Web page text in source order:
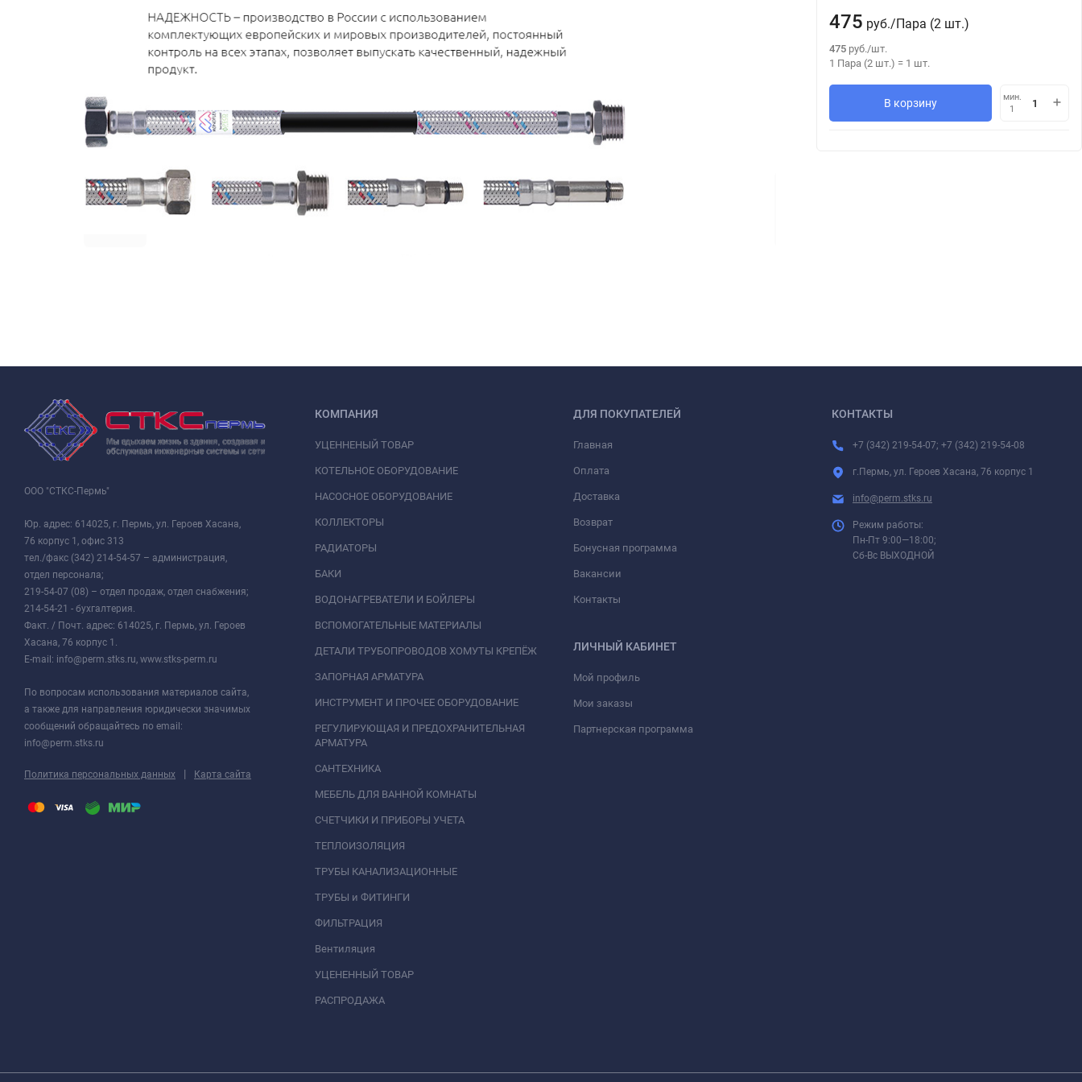
475 руб./Пара (2 шт.)
475 руб./шт.
1 Пара (2 шт.) = 1 шт.
В корзину
мин.
1
ООО "СТКС-Пермь"
Юр. адрес: 614025, г. Пермь, ул. Героев Хасана,
76 корпус 1, офис 313
тел./факс (342) 214-54-57 – администрация,
отдел персонала;
219-54-07 (08) – отдел продаж, отдел снабжения;
214-54-21 - бухгалтерия.
Факт. / Почт. адрес: 614025, г. Пермь, ул. Героев
Хасана, 76 корпус 1.
E-mail: info@perm.stks.ru, www.stks-perm.ru
По вопросам использования материалов сайта,
а также для направления юридически значимых
сообщений обращайтесь по email:
info@perm.stks.ru
Политика персональных данных | Карта сайта
КОМПАНИЯ
УЦЕННЕНЫЙ ТОВАР
КОТЕЛЬНОЕ ОБОРУДОВАНИЕ
НАСОСНОЕ ОБОРУДОВАНИЕ
КОЛЛЕКТОРЫ
РАДИАТОРЫ
БАКИ
ВОДОНАГРЕВАТЕЛИ И БОЙЛЕРЫ
ВСПОМОГАТЕЛЬНЫЕ МАТЕРИАЛЫ
ДЕТАЛИ ТРУБОПРОВОДОВ ХОМУТЫ КРЕПЁЖ
ЗАПОРНАЯ АРМАТУРА
ИНСТРУМЕНТ И ПРОЧЕЕ ОБОРУДОВАНИЕ
РЕГУЛИРУЮЩАЯ И ПРЕДОХРАНИТЕЛЬНАЯ
АРМАТУРА
САНТЕХНИКА
МЕБЕЛЬ ДЛЯ ВАННОЙ КОМНАТЫ
СЧЕТЧИКИ И ПРИБОРЫ УЧЕТА
ТЕПЛОИЗОЛЯЦИЯ
ТРУБЫ КАНАЛИЗАЦИОННЫЕ
ТРУБЫ и ФИТИНГИ
ФИЛЬТРАЦИЯ
Вентиляция
УЦЕНЕННЫЙ ТОВАР
РАСПРОДАЖА
ДЛЯ ПОКУПАТЕЛЕЙ
Главная
Оплата
Доставка
Возврат
Бонусная программа
Вакансии
Контакты
ЛИЧНЫЙ КАБИНЕТ
Мой профиль
Мои заказы
Партнерская программа
КОНТАКТЫ
+7 (342) 219-54-07; +7 (342) 219-54-08
г.Пермь, ул. Героев Хасана, 76 корпус 1
info@perm.stks.ru
Режим работы:
Пн-Пт 9:00—18:00;
Сб-Вс ВЫХОДНОЙ